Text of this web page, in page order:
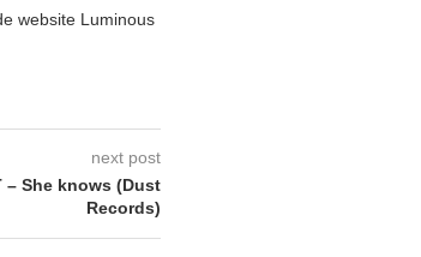
website Luminous
next post
– She knows (Dust
Records)